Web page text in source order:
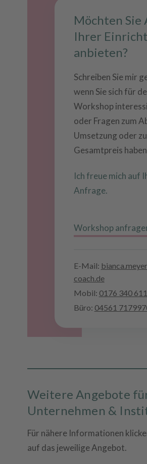
Möchten Sie
Ihrer
anbieten?
Schreiben Sie mir
wenn Sie sich für
Workshop
oder Fragen zum
Umsetzung oder
Gesamtpreis
Ich freue mich auf
Anfrage.
Workshop
E-Mail:
coach.de
Mobil: 0176 340
Büro: 04561
Weitere Angebote
Unternehmen &
Für nähere Informationen
auf das jeweilige Angebot.